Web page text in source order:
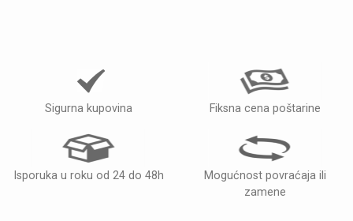
Sigurna kupovina Fiksna cena poštarine
Isporuka u roku od 24 do 48h
Mogućnost povraćaja ili
zamene